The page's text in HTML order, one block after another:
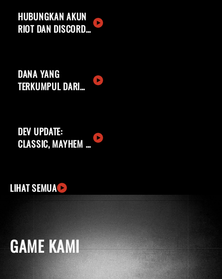
HUBUNGKAN AKUN
RIOT DAN DISCORD
DANA YANG
TERKUMPUL DARI
DEV UPDATE:
CLASSIC, MAYHEM &
LIHAT SEMUA
GAME KAMI
windows
apple